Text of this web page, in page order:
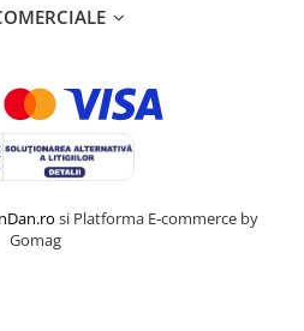
si Platforma E-commerce by
Gomag